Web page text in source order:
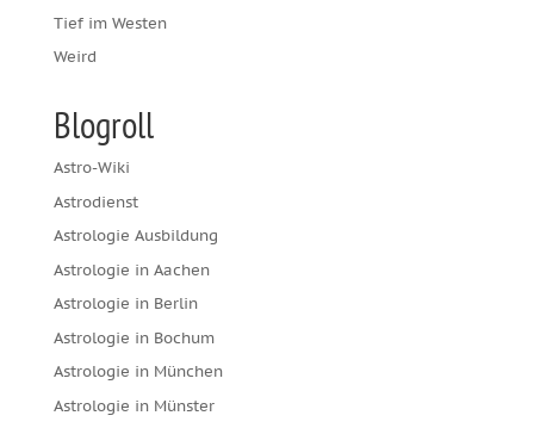
Tief im Westen
Weird
Blogroll
Astro-Wiki
Astrodienst
Astrologie Ausbildung
Astrologie in Aachen
Astrologie in Berlin
Astrologie in Bochum
Astrologie in München
Astrologie in Münster